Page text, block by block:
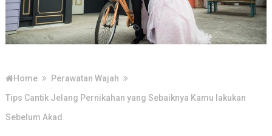
Home
Perawatan Wajah
Tips Cantik Jelang Pernikahan yang Sebaiknya Kamu lakukan
Sebelum Akad